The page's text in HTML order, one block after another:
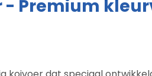
- Premium